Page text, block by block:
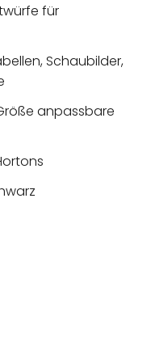
für
Schaubilder,
anpassbare